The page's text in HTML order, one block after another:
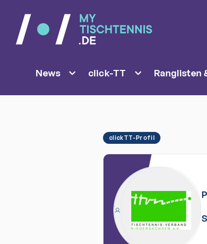
News click-TT Ranglisten
clickTT-Profil